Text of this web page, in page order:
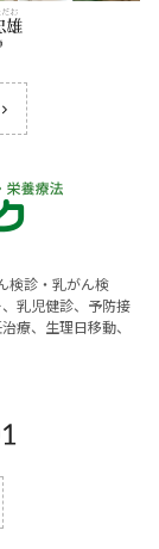
検診・乳がん検
乳児健診、予防接
療、生理日移動、